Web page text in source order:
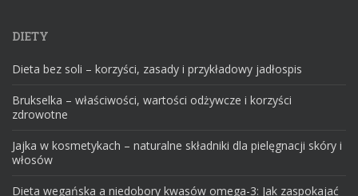
DIETY
Dieta bez soli – korzyści, zasady i przykładowy jadłospis
Brukselka – właściwości, wartości odżywcze i korzyści
zdrowotne
Jajka w kosmetykach – naturalne składniki dla pielęgnacji skóry i
włosów
Dieta wegańska a niedobory kwasów omega-3: Jak zaspokajać